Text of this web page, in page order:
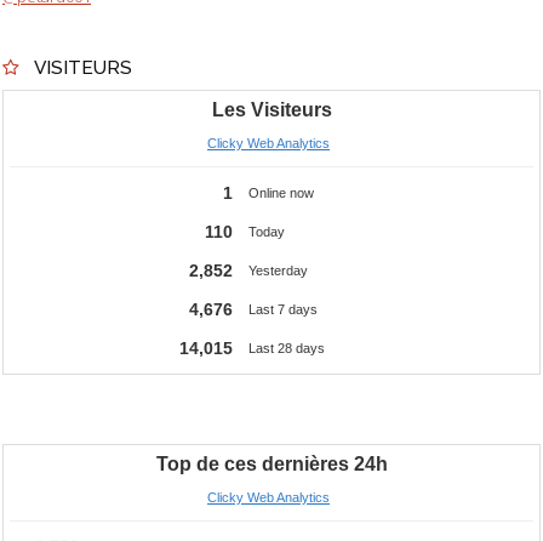
VISITEURS